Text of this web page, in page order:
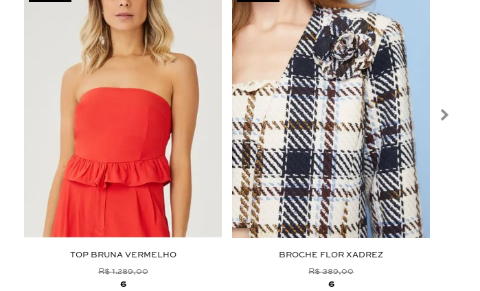
TOP BRUNA VERMELHO
R$ 1.289,00
6
BROCHE FLOR XADREZ
R$ 389,00
6